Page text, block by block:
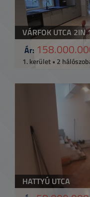
VÁRFOK UTCA 2IN
Ár:
1. kerület • 2
HATTYÚ UTCA